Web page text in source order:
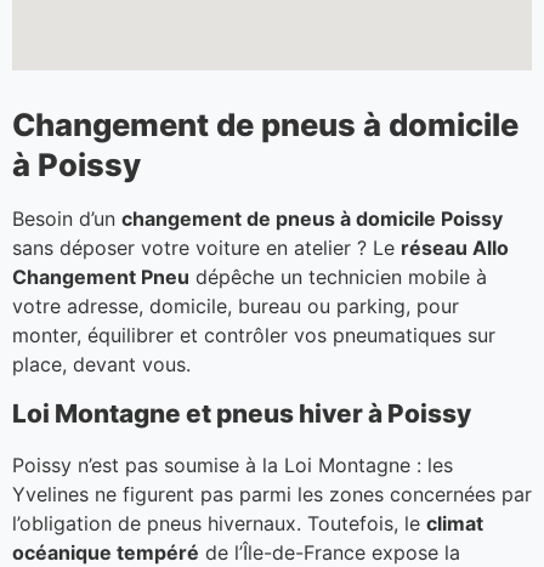
Changement de pneus à domicile
à Poissy
Besoin d’un changement de pneus à domicile Poissy
sans déposer votre voiture en atelier ? Le réseau Allo
Changement Pneu dépêche un technicien mobile à
votre adresse, domicile, bureau ou parking, pour
monter, équilibrer et contrôler vos pneumatiques sur
place, devant vous.
Loi Montagne et pneus hiver à Poissy
Poissy n’est pas soumise à la Loi Montagne : les
Yvelines ne figurent pas parmi les zones concernées par
l’obligation de pneus hivernaux. Toutefois, le climat
océanique tempéré de l’Île-de-France expose la